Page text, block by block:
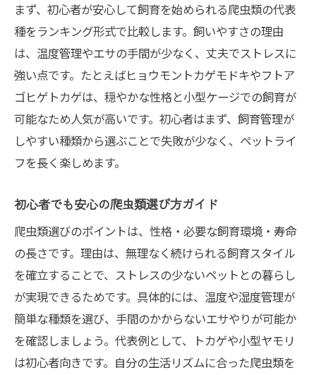
まず、初心者が安心して飼育を始められる爬虫類の代表
種をランキング形式で比較します。飼いやすさの理由
は、温度管理やエサの手間が少なく、丈夫でストレスに
強い点です。たとえばヒョウモントカゲモドキやフトア
ゴヒゲトカゲは、穏やかな性格と小型ケージでの飼育が
可能なため人気が高いです。初心者はまず、飼育管理が
しやすい種類から選ぶことで失敗が少なく、ペットライ
フを長く楽しめます。
初心者でも安心の爬虫類選び方ガイド
爬虫類選びのポイントは、性格・必要な飼育環境・寿命
の長さです。理由は、無理なく続けられる飼育スタイル
を確立することで、ストレスの少ないペットとの暮らし
が実現できるためです。具体的には、温度や湿度管理が
簡単な種類を選び、手間のかからないエサやりが可能か
を確認しましょう。代表例として、トカゲや小型ヤモリ
は初心者向きです。自分の生活リズムに合った爬虫類を